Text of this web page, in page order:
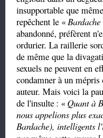
insupportable que
repêchent le «Bardache
abandonné, préfèrent
ordurier. La raillerie
de même que la
sexuels ne peuvent en
condamner à un
auteur. Mais voici la
de l'insulte : « Quant à
nous appelions plus
Bardache), intelligents